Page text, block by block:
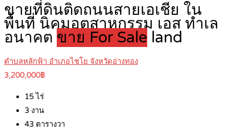
ขายที่ดินติดถนนสายเอเชีย ใน
พื้นที่ นิคมอุตสาหกรรม เอส ทำเล
อนาคต ขาย For Sale land
ตำบลหลักฟ้า อำเภอไชโย จังหวัดอ่างทอง
3,200,000฿
15ไร่
3 งาน
43 ตารางวา